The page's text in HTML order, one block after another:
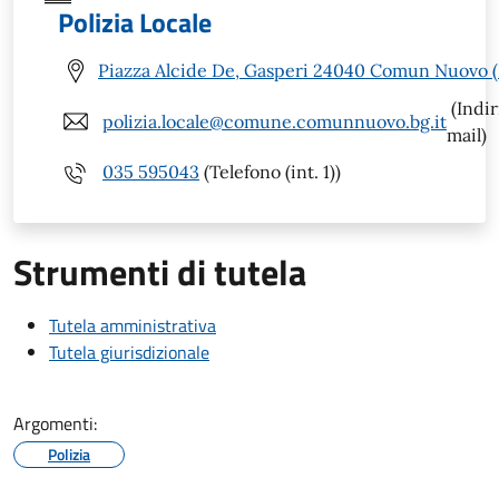
Polizia Locale
Piazza Alcide De, Gasperi 24040 Comun Nuovo
polizia.locale@comune.comunnuovo.bg.it
mail)
035 595043 (Telefono (int. 1))
Strumenti di tutela
Tutela amministrativa
Tutela giurisdizionale
Argomenti:
Polizia